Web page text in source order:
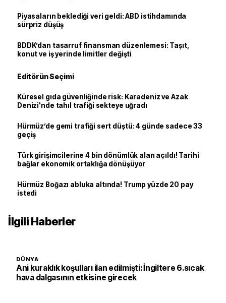
Piyasaların beklediği veri geldi: ABD istihdamında
sürpriz düşüş
BDDK’dan tasarruf finansman düzenlemesi: Taşıt,
konut ve iş yerinde limitler değişti
Editörün Seçimi
Küresel gıda güvenliğinde risk: Karadeniz ve Azak
Denizi'nde tahıl trafiği sekteye uğradı
Hürmüz’de gemi trafiği sert düştü: 4 günde sadece 33
geçiş
Türk girişimcilerine 4 bin dönümlük alan açıldı! Tarihi
bağlar ekonomik ortaklığa dönüşüyor
Hürmüz Boğazı abluka altında! Trump yüzde 20 pay
istedi
İlgili Haberler
DÜNYA
Ani kuraklık koşulları ilan edilmişti: İngiltere 6.sıcak
hava dalgasının etkisine girecek